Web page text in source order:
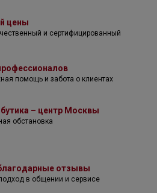
цены
и сертифицированный
помощь и забота о клиентах
– центр Москвы
обстановка
отзывы
в общении и сервисе